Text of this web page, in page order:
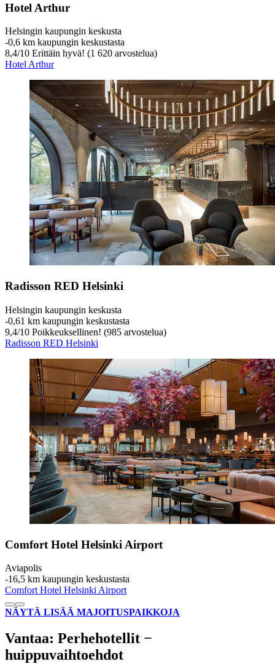
Hotel Arthur
Helsingin kaupungin keskusta
‐0,6 km kaupungin keskustasta
8,4/10 Erittäin hyvä! (1 620 arvostelua)
Hotel Arthur
Radisson RED Helsinki
Helsingin kaupungin keskusta
‐0,61 km kaupungin keskustasta
9,4/10 Poikkeuksellinen! (985 arvostelua)
Radisson RED Helsinki
Comfort Hotel Helsinki Airport
Aviapolis
‐16,5 km kaupungin keskustasta
Comfort Hotel Helsinki Airport
NÄYTÄ LISÄÄ MAJOITUSPAIKKOJA
Vantaa: Perhehotellit −
huippuvaihtoehdot